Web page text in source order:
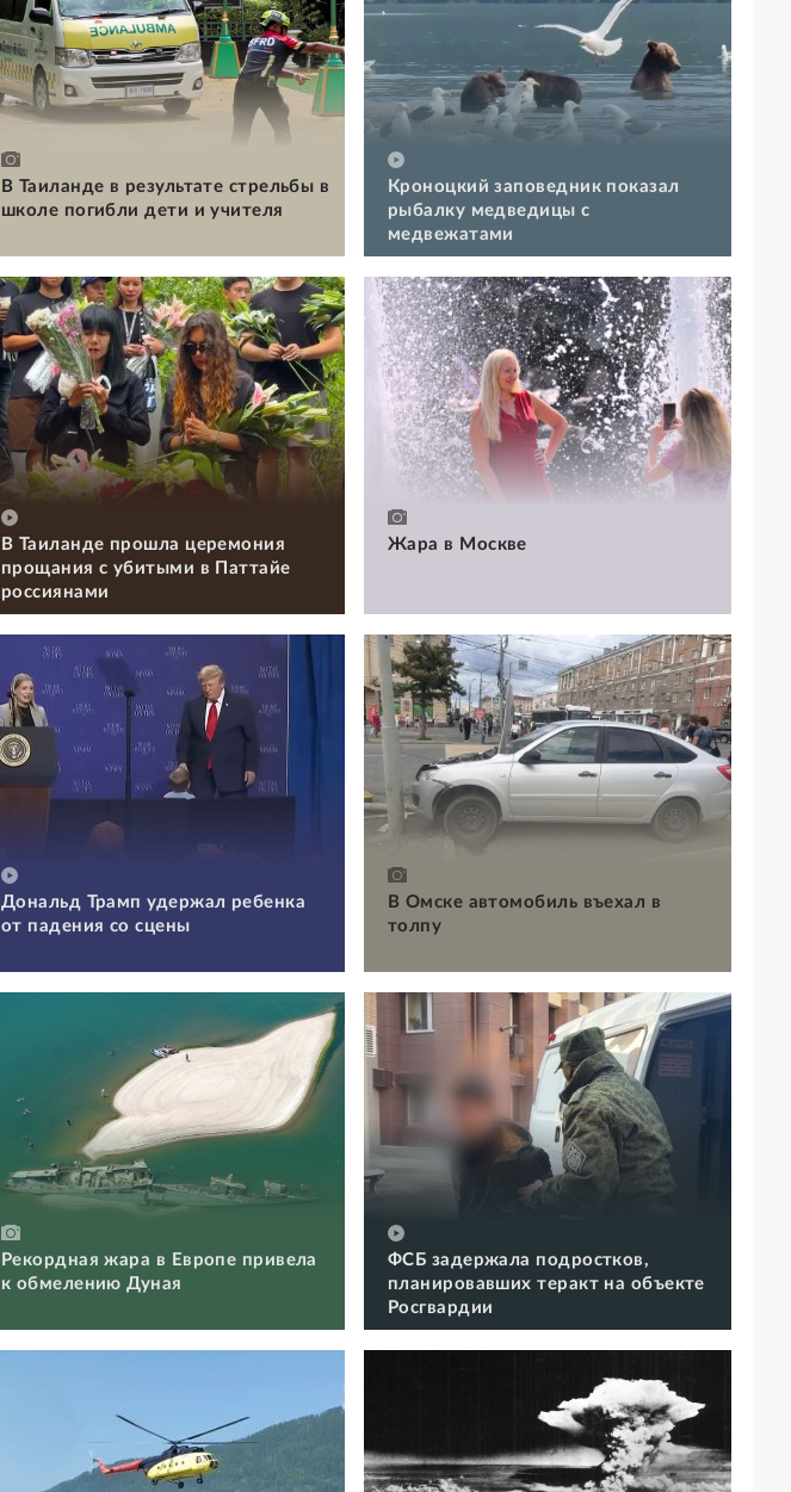
В Таиланде в результате стрельбы в
школе погибли дети и учителя
Кроноцкий заповедник показал
рыбалку медведицы с
медвежатами
В Таиланде прошла церемония
прощания с убитыми в Паттайе
россиянами
Жара в Москве
Дональд Трамп удержал ребенка
от падения со сцены
В Омске автомобиль въехал в
толпу
Рекордная жара в Европе привела
к обмелению Дуная
ФСБ задержала подростков,
планировавших теракт на объекте
Росгвардии